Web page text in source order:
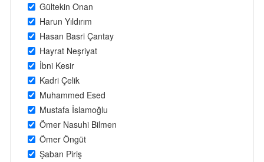
Gültekin Onan
Harun Yıldırım
Hasan Basri Çantay
Hayrat Neşriyat
İbni Kesir
Kadri Çelik
Muhammed Esed
Mustafa İslamoğlu
Ömer Nasuhi Bilmen
Ömer Öngüt
Şaban Piriş